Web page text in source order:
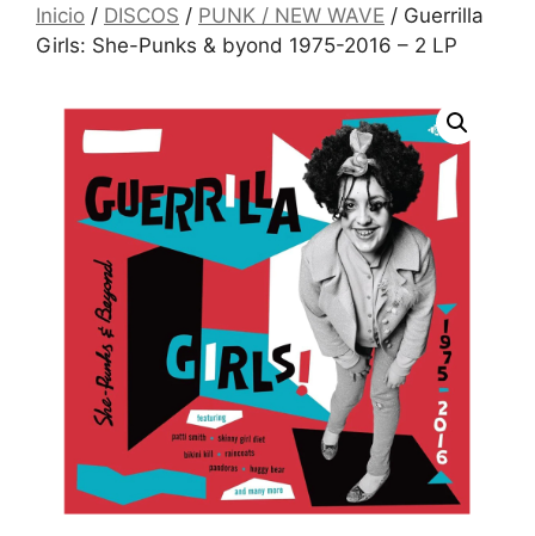
Inicio / DISCOS / PUNK / NEW WAVE / Guerrilla
Girls: She-Punks & byond 1975-2016 – 2 LP